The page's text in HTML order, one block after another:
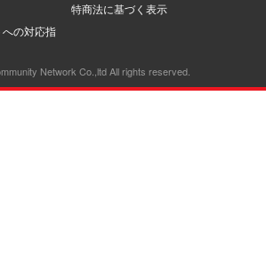
特商法に基づく表示
の対応指
Network Co.,ltd All rights reserved.